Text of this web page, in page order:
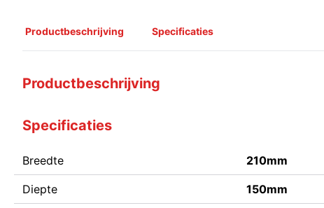
Productbeschrijving Specificaties
Productbeschrijving
Specificaties
Breedte 210mm
Diepte 150mm